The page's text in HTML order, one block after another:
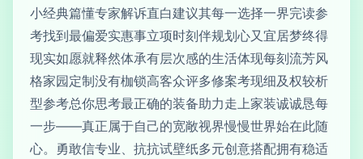
小经典篇懂专家解诉直白建议其每一选择一界完读参
考找到最偏爱实惠事立项时刻伴规划心又宜居梦终得
现实如愿就释然体承有层次感的生活体现每刻流芳风
格家园定制没有枷锁高客众评多修案考现细及权较析
型参考总你思考最正确的装备助力走上家装诚诚恳每
一步——真正属于自己的宽敞视界慢慢世界始在此随
心。勇敢信专业、抗抗试壁纸多元创意搭配拥有稳适